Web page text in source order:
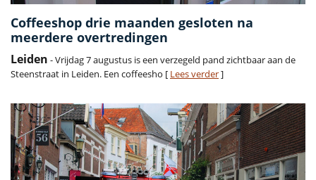
Coffeeshop drie maanden gesloten na
meerdere overtredingen
Leiden - Vrijdag 7 augustus is een verzegeld pand zichtbaar aan de
Steenstraat in Leiden. Een coffeesho [ Lees verder]